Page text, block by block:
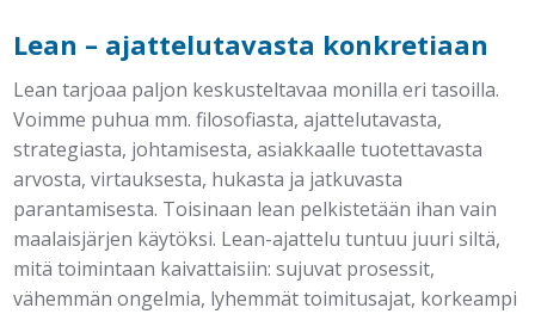
Lean – ajattelutavasta konkretiaan
Lean tarjoaa paljon keskusteltavaa monilla eri tasoilla.
Voimme puhua mm. filosofiasta, ajattelutavasta,
strategiasta, johtamisesta, asiakkaalle tuotettavasta
arvosta, virtauksesta, hukasta ja jatkuvasta
parantamisesta. Toisinaan lean pelkistetään ihan vain
maalaisjärjen käytöksi. Lean-ajattelu tuntuu juuri siltä,
mitä toimintaan kaivattaisiin: sujuvat prosessit,
vähemmän ongelmia, lyhemmät toimitusajat, korkeampi